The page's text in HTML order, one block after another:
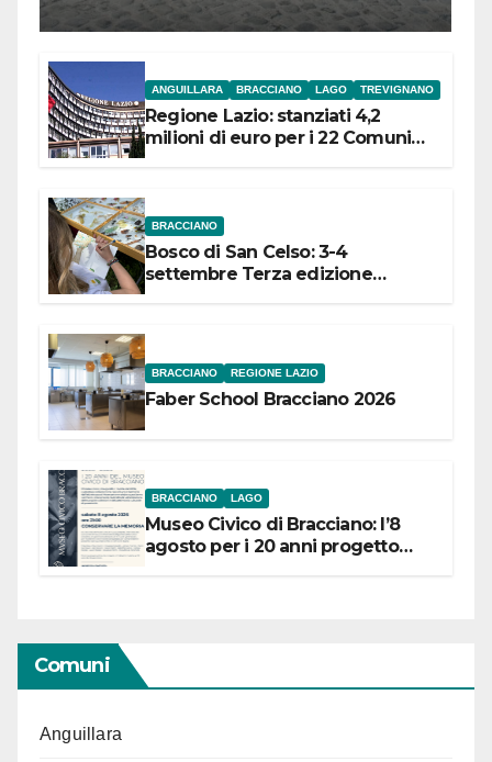
l’inaugurazione
ANGUILLARA BRACCIANO LAGO TREVIGNANO
Regione Lazio: stanziati 4,2
milioni di euro per i 22 Comuni
BRACCIANO
Bosco di San Celso: 3-4
settembre Terza edizione
BRACCIANO REGIONE LAZIO
Faber School Bracciano 2026
BRACCIANO LAGO
Museo Civico di Bracciano: l’8
agosto per i 20 anni progetto
Comuni
Anguillara